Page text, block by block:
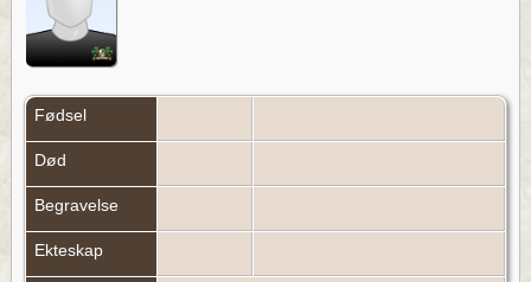
Fødsel
Død
Begravelse
Ekteskap